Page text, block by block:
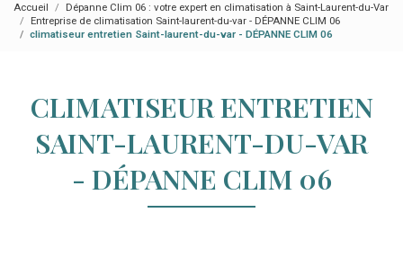
Accueil
Dépanne Clim 06 : votre expert en climatisation à Saint-Laurent-du-Var
Entreprise de climatisation Saint-laurent-du-var - DÉPANNE CLIM 06
climatiseur entretien Saint-laurent-du-var - DÉPANNE CLIM 06
CLIMATISEUR ENTRETIEN
SAINT-LAURENT-DU-VAR
- DÉPANNE CLIM 06